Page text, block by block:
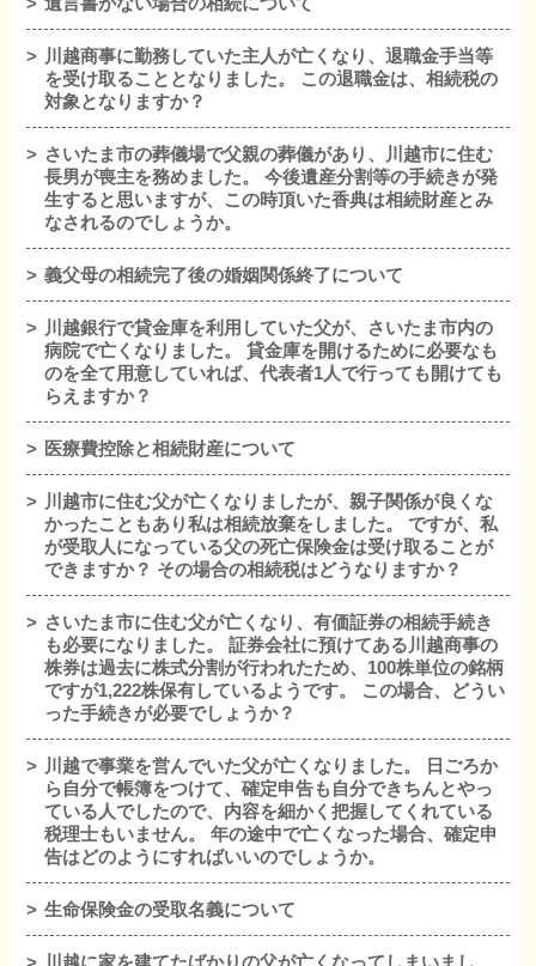
川越商事に勤務していた主人が亡くなり、退職金手当等
を受け取ることとなりました。 この退職金は、相続税の
対象となりますか？
さいたま市の葬儀場で父親の葬儀があり、川越市に住む
長男が喪主を務めました。 今後遺産分割等の手続きが発
生すると思いますが、この時頂いた香典は相続財産とみ
なされるのでしょうか。
義父母の相続完了後の婚姻関係終了について
川越銀行で貸金庫を利用していた父が、さいたま市内の
病院で亡くなりました。 貸金庫を開けるために必要なも
のを全て用意していれば、代表者1人で行っても開けても
らえますか？
医療費控除と相続財産について
川越市に住む父が亡くなりましたが、親子関係が良くな
かったこともあり私は相続放棄をしました。 ですが、私
が受取人になっている父の死亡保険金は受け取ることが
できますか？ その場合の相続税はどうなりますか？
さいたま市に住む父が亡くなり、有価証券の相続手続き
も必要になりました。 証券会社に預けてある川越商事の
株券は過去に株式分割が行われたため、100株単位の銘柄
ですが1,222株保有しているようです。 この場合、どうい
った手続きが必要でしょうか？
川越で事業を営んでいた父が亡くなりました。 日ごろか
ら自分で帳簿をつけて、確定申告も自分できちんとやっ
ている人でしたので、内容を細かく把握してくれている
税理士もいません。 年の途中で亡くなった場合、確定申
告はどのようにすればいいのでしょうか。
生命保険金の受取名義について
川越に家を建てたばかりの父が亡くなってしまいまし